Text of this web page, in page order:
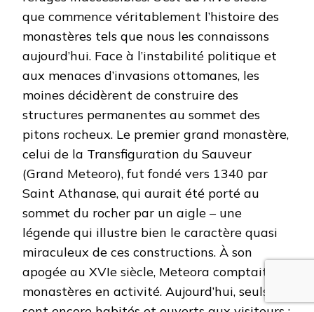
que commence véritablement l’histoire des
monastères tels que nous les connaissons
aujourd’hui. Face à l’instabilité politique et
aux menaces d’invasions ottomanes, les
moines décidèrent de construire des
structures permanentes au sommet des
pitons rocheux. Le premier grand monastère,
celui de la Transfiguration du Sauveur
(Grand Meteoro), fut fondé vers 1340 par
Saint Athanase, qui aurait été porté au
sommet du rocher par un aigle – une
légende qui illustre bien le caractère quasi
miraculeux de ces constructions. À son
apogée au XVIe siècle, Meteora comptait 24
monastères en activité. Aujourd’hui, seuls six